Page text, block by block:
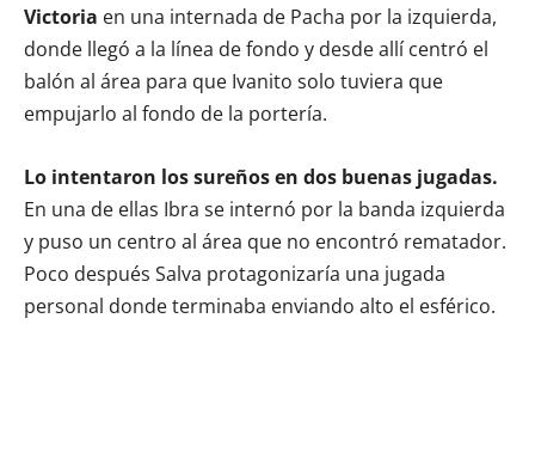
Victoria en una internada de Pacha por la izquierda,
donde llegó a la línea de fondo y desde allí centró el
balón al área para que Ivanito solo tuviera que
empujarlo al fondo de la portería.
Lo intentaron los sureños en dos buenas jugadas.
En una de ellas Ibra se internó por la banda izquierda
y puso un centro al área que no encontró rematador.
Poco después Salva protagonizaría una jugada
personal donde terminaba enviando alto el esférico.